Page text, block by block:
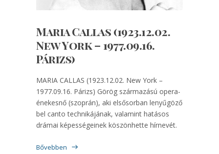
Maria Callas (1923.12.02.
New York – 1977.09.16.
Párizs)
MARIA CALLAS (1923.12.02. New York –
1977.09.16. Párizs) Görög származású opera-
énekesnő (szoprán), aki elsősorban lenyűgöző
bel canto technikájának, valamint hatásos
drámai képességeinek köszönhette hírnevét.
Bővebben